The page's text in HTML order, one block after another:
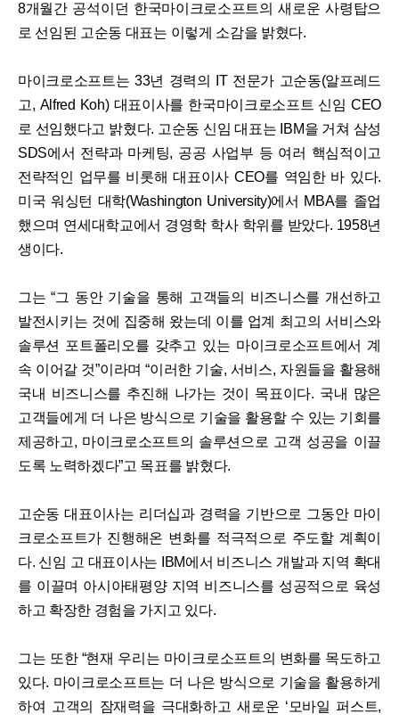
8개월간 공석이던 한국마이크로소프트의 새로운 사령탑으
로 선임된 고순동 대표는 이렇게 소감을 밝혔다.
마이크로소프트는 33년 경력의 IT 전문가 고순동(알프레드
고, Alfred Koh) 대표이사를 한국마이크로소프트 신임 CEO
로 선임했다고 밝혔다. 고순동 신임 대표는 IBM을 거쳐 삼성
SDS에서 전략과 마케팅, 공공 사업부 등 여러 핵심적이고
전략적인 업무를 비롯해 대표이사 CEO를 역임한 바 있다.
미국 워싱턴 대학(Washington University)에서 MBA를 졸업
했으며 연세대학교에서 경영학 학사 학위를 받았다. 1958년
생이다.
그는 “그 동안 기술을 통해 고객들의 비즈니스를 개선하고
발전시키는 것에 집중해 왔는데 이를 업계 최고의 서비스와
솔루션 포트폴리오를 갖추고 있는 마이크로소프트에서 계
속 이어갈 것”이라며 “이러한 기술, 서비스, 자원들을 활용해
국내 비즈니스를 추진해 나가는 것이 목표이다. 국내 많은
고객들에게 더 나은 방식으로 기술을 활용할 수 있는 기회를
제공하고, 마이크로소프트의 솔루션으로 고객 성공을 이끌
도록 노력하겠다”고 목표를 밝혔다.
고순동 대표이사는 리더십과 경력을 기반으로 그동안 마이
크로소프트가 진행해온 변화를 적극적으로 주도할 계획이
다. 신임 고 대표이사는 IBM에서 비즈니스 개발과 지역 확대
를 이끌며 아시아태평양 지역 비즈니스를 성공적으로 육성
하고 확장한 경험을 가지고 있다.
그는 또한 “현재 우리는 마이크로소프트의 변화를 목도하고
있다. 마이크로소프트는 더 나은 방식으로 기술을 활용하게
하여 고객의 잠재력을 극대화하고 새로운 ‘모바일 퍼스트,